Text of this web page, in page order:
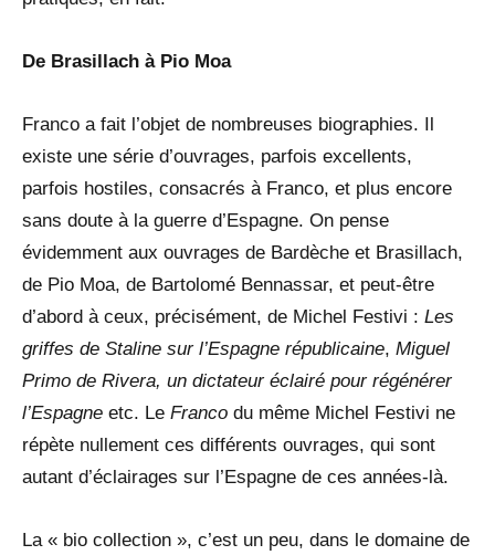
De Brasillach à Pio Moa
Franco a fait l’objet de nombreuses biographies. Il
existe une série d’ouvrages, parfois excellents,
parfois hostiles, consacrés à Franco, et plus encore
sans doute à la guerre d’Espagne. On pense
évidemment aux ouvrages de Bardèche et Brasillach,
de Pio Moa, de Bartolomé Bennassar, et peut-être
d’abord à ceux, précisément, de Michel Festivi : Les
griffes de Staline sur l’Espagne républicaine, Miguel
Primo de Rivera, un dictateur éclairé pour régénérer
l’Espagne etc. Le Franco du même Michel Festivi ne
répète nullement ces différents ouvrages, qui sont
autant d’éclairages sur l’Espagne de ces années-là.
La « bio collection », c’est un peu, dans le domaine de